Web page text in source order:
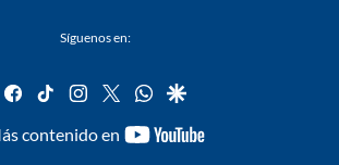
Síguenos en:
facebook
tiktok instagram
twitterwhatsapp
google
contenido en
youtube-